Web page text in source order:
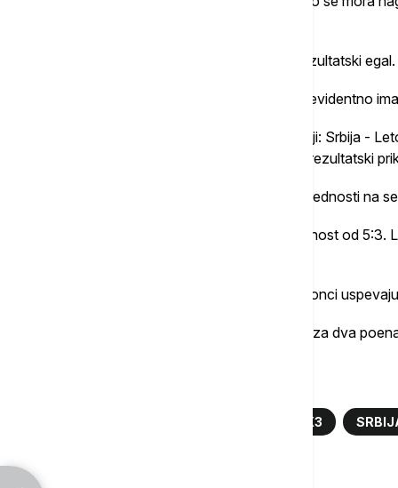
- Nakon pet minuta igre na semaforu je rezultatski
- Serija promašaja sa obe strane, a Srbija evidentno
- Nakon četiri minuta igre na semaforu stoji: Srbija -
prednosti, ali Letonci uspevaju da uhvate rezultatski
- Srpski basketaši stižu i do četiri poena prednosti na
- U dosadašnjem toku igre Srbija ima prednost od
- Pogađa i Milutinov za dva poena, ali Letonci
- Polufinale Stojačić otvara sjajnim šutem za dva
BASKET 3X3